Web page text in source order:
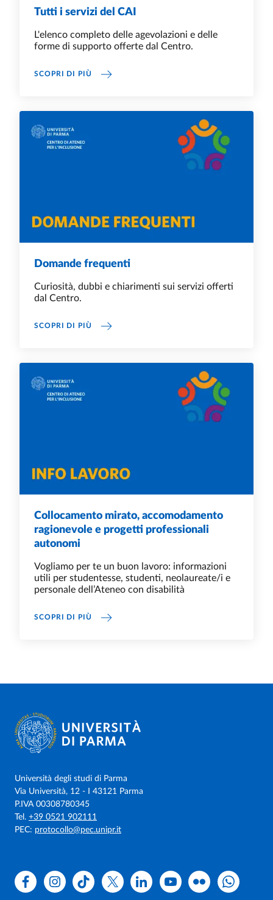
Tutti i servizi del CAI
L'elenco completo delle agevolazioni e delle
forme di supporto offerte dal Centro.
SCOPRI DI PIÙ TUTTI I SERVIZI DEL CAI
Domande frequenti
Curiosità, dubbi e chiarimenti sui servizi offerti
dal Centro.
SCOPRI DI PIÙ DOMANDE FREQUENTI
Collocamento mirato, accomodamento
ragionevole e progetti professionali
autonomi
Vogliamo per te un buon lavoro: informazioni
utili per studentesse, studenti, neolaureate/i e
personale dell’Ateneo con disabilità
SCOPRI DI PIÙ COLLOCAMENTO MIRATO,
Università degli studi di Parma
Via Università, 12 - I 43121 Parma
P.IVA 00308780345
Tel. +39 0521 902111
PEC: protocollo@pec.unipr.it
FacebookInstagramTikTok X LinkedinYoutubeFlickr